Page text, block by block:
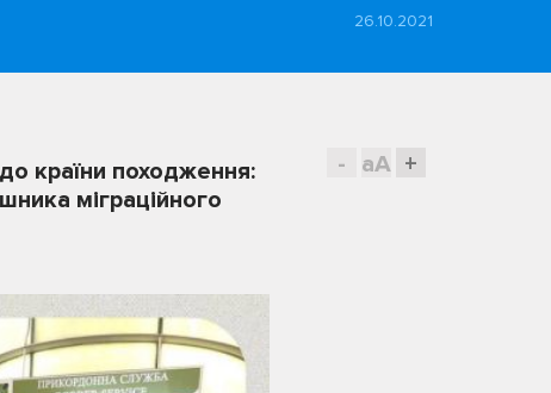
26.10.2021
- aA +
країни походження:
міграційного